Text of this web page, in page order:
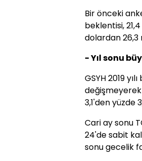
Bir önceki
beklentisi,
dolardan 26,3
- Yıl sonu
GSYH 2019
değişmeyerek
3,1'den yüzde
Cari ay sonu
24'de sabit
sonu gecelik